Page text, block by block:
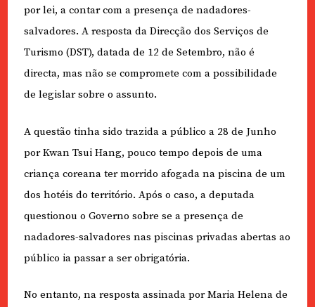
por lei, a contar com a presença de nadadores-
salvadores. A resposta da Direcção dos Serviços de
Turismo (DST), datada de 12 de Setembro, não é
directa, mas não se compromete com a possibilidade
de legislar sobre o assunto.
A questão tinha sido trazida a público a 28 de Junho
por Kwan Tsui Hang, pouco tempo depois de uma
criança coreana ter morrido afogada na piscina de um
dos hotéis do território. Após o caso, a deputada
questionou o Governo sobre se a presença de
nadadores-salvadores nas piscinas privadas abertas ao
público ia passar a ser obrigatória.
No entanto, na resposta assinada por Maria Helena de